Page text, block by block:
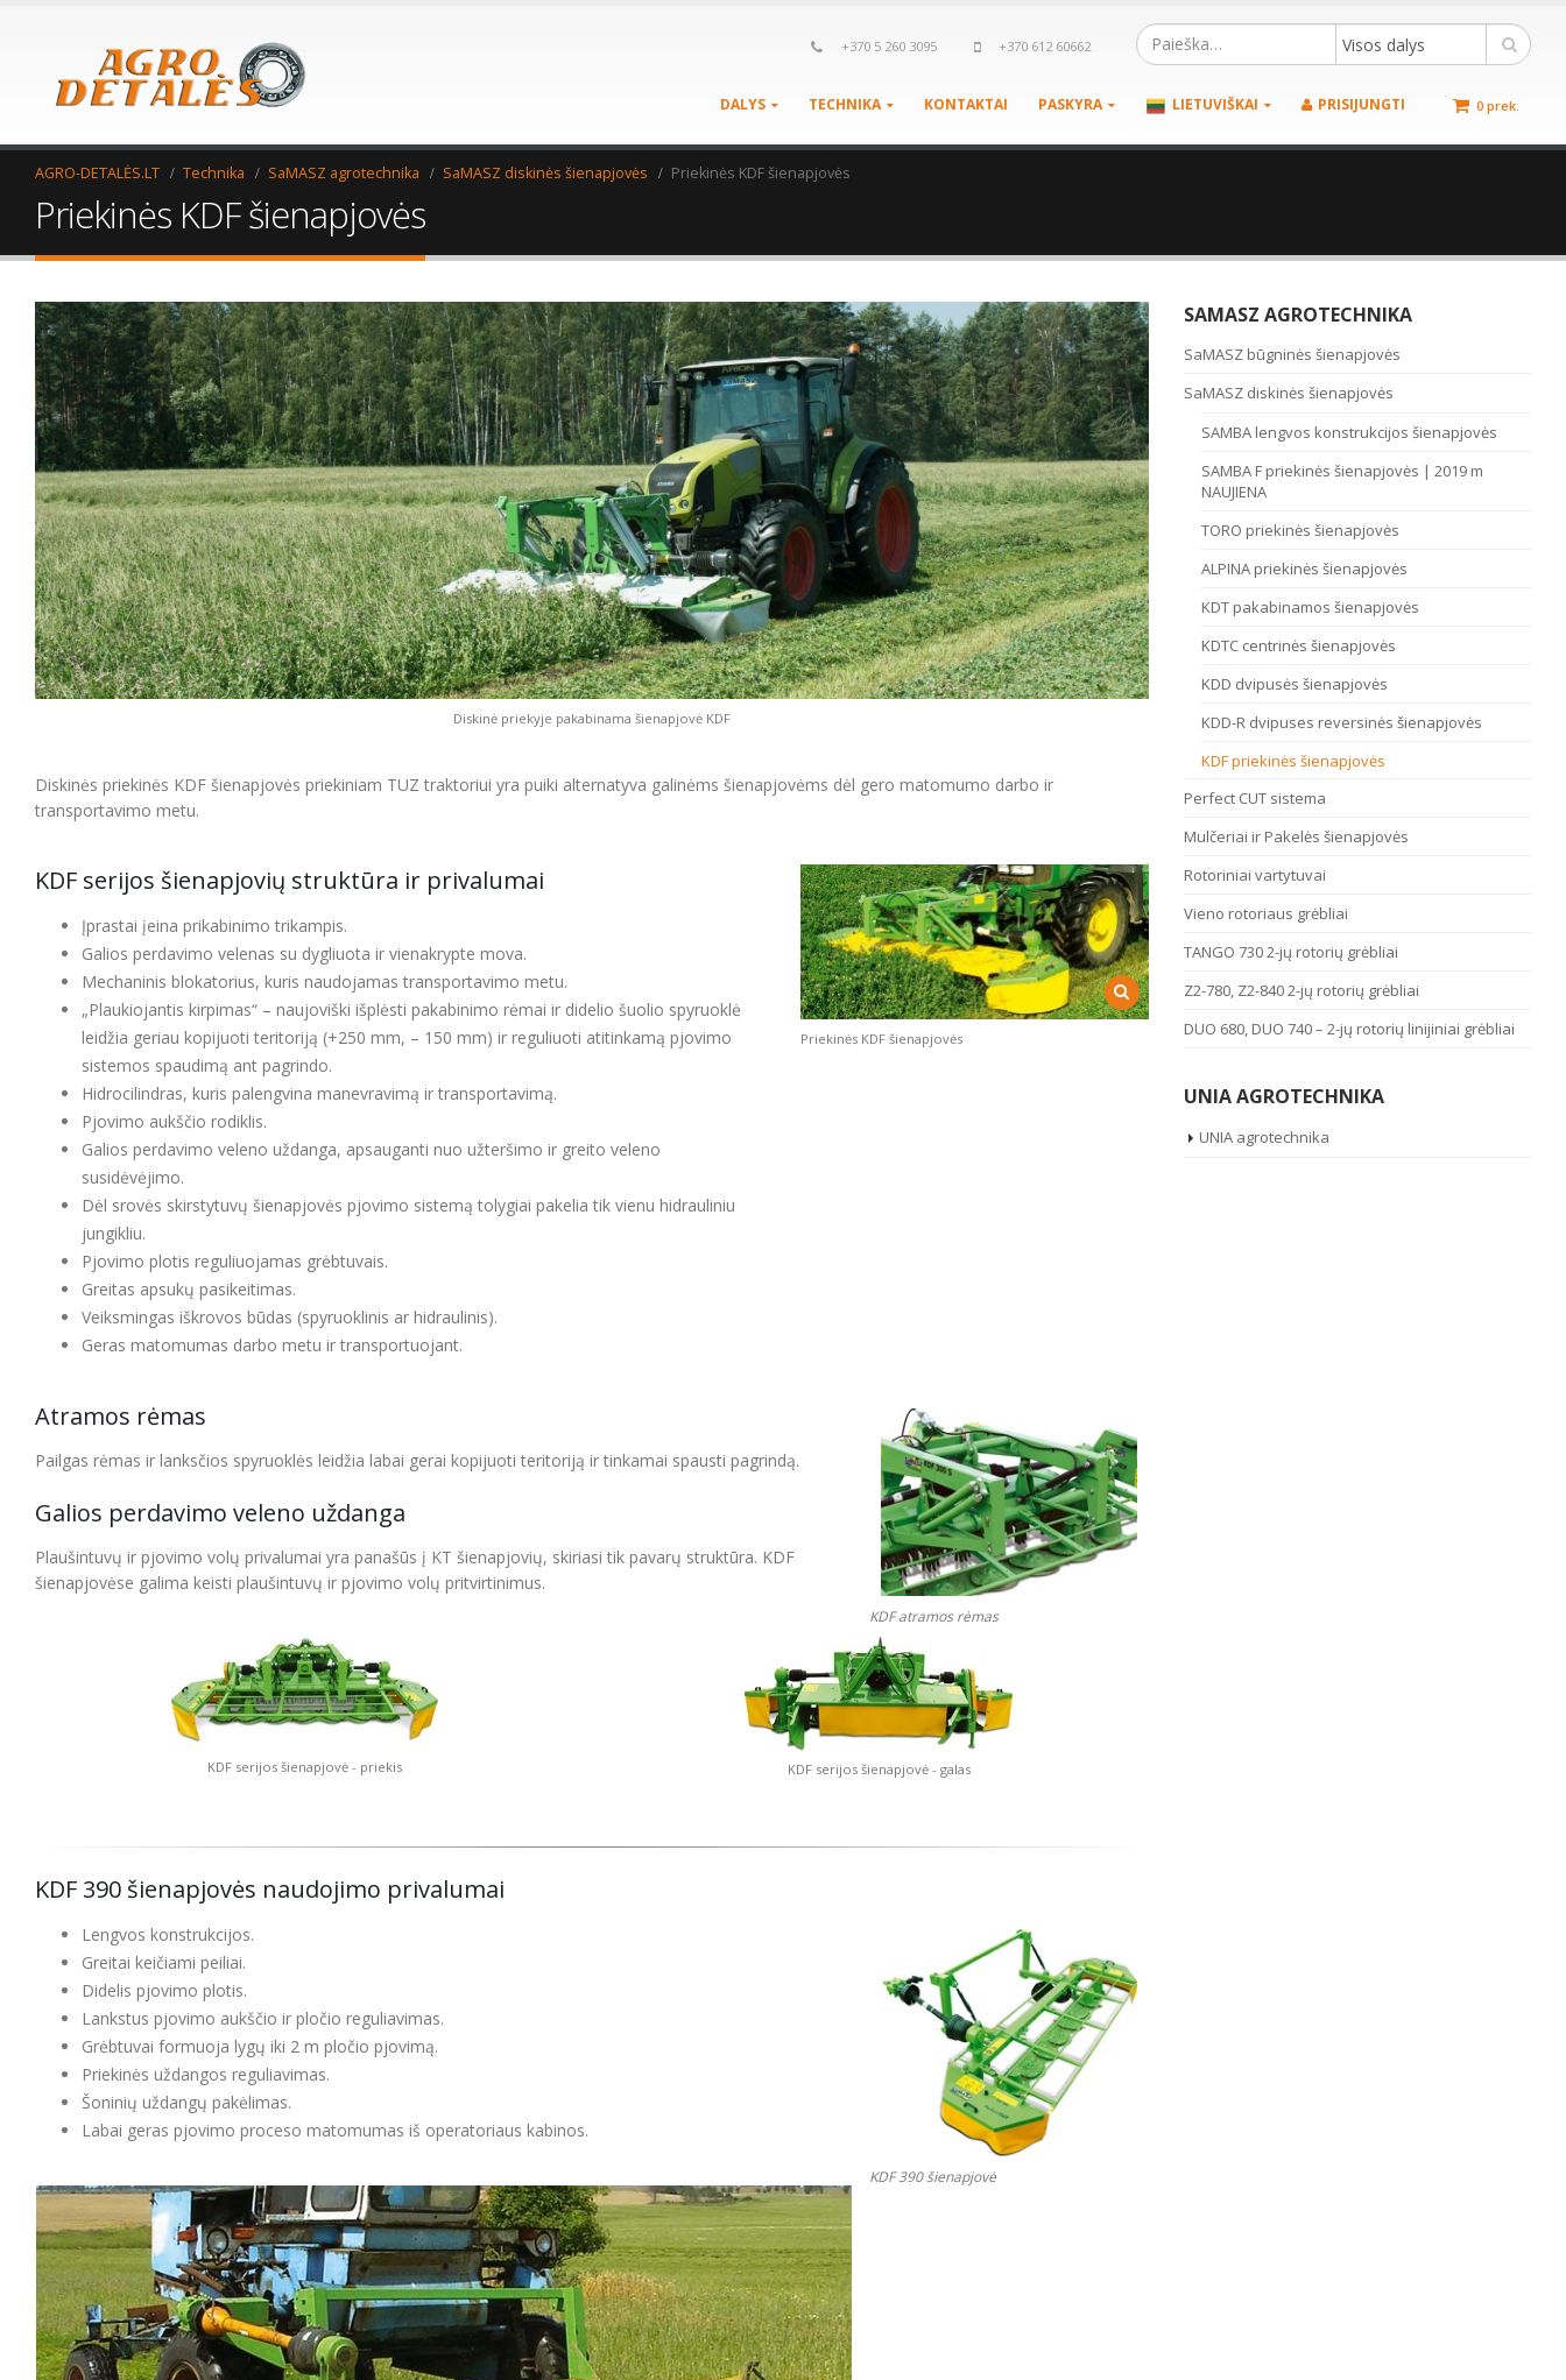
+370 5 260 3095 +370 612 60662 Visos dalys
DALYS TECHNIKA KONTAKTAI PASKYRA LIETUVIŠKAI PRISIJUNGTI 0 prek.
AGRO-DETALĖS.LT Technika SaMASZ agrotechnika SaMASZ diskinės šienapjovės Priekinės KDF šienapjovės
Priekinės KDF šienapjovės
Diskinė priekyje pakabinama šienapjovė KDF
Diskinės priekinės KDF šienapjovės priekiniam TUZ traktoriui yra puiki alternatyva galinėms šienapjovėms dėl gero matomumo darbo ir
transportavimo metu.
KDF serijos šienapjovių struktūra ir privalumai
Įprastai įeina prikabinimo trikampis.
Galios perdavimo velenas su dygliuota ir vienakrypte mova.
Mechaninis blokatorius, kuris naudojamas transportavimo metu.
„Plaukiojantis kirpimas“ – naujoviški išplėsti pakabinimo rėmai ir didelio šuolio spyruoklė
leidžia geriau kopijuoti teritoriją (+250 mm, – 150 mm) ir reguliuoti atitinkamą pjovimo
sistemos spaudimą ant pagrindo.
Hidrocilindras, kuris palengvina manevravimą ir transportavimą.
Pjovimo aukščio rodiklis.
Galios perdavimo veleno uždanga, apsauganti nuo užteršimo ir greito veleno
susidėvėjimo.
Dėl srovės skirstytuvų šienapjovės pjovimo sistemą tolygiai pakelia tik vienu hidrauliniu
jungikliu.
Pjovimo plotis reguliuojamas grėbtuvais.
Greitas apsukų pasikeitimas.
Veiksmingas iškrovos būdas (spyruoklinis ar hidraulinis).
Geras matomumas darbo metu ir transportuojant.
Priekinės KDF šienapjovės
KDF atramos rėmas
Atramos rėmas
Pailgas rėmas ir lanksčios spyruoklės leidžia labai gerai kopijuoti teritoriją ir tinkamai spausti pagrindą.
Galios perdavimo veleno uždanga
Plaušintuvų ir pjovimo volų privalumai yra panašūs į KT šienapjovių, skiriasi tik pavarų struktūra. KDF
šienapjovėse galima keisti plaušintuvų ir pjovimo volų pritvirtinimus.
KDF serijos šienapjovė - priekis KDF serijos šienapjovė - galas
KDF 390 šienapjovės naudojimo privalumai
KDF 390 šienapjovė
Lengvos konstrukcijos.
Greitai keičiami peiliai.
Didelis pjovimo plotis.
Lankstus pjovimo aukščio ir pločio reguliavimas.
Grėbtuvai formuoja lygų iki 2 m pločio pjovimą.
Priekinės uždangos reguliavimas.
Šoninių uždangų pakėlimas.
Labai geras pjovimo proceso matomumas iš operatoriaus kabinos.
SAMASZ AGROTECHNIKA
SaMASZ būgninės šienapjovės
SaMASZ diskinės šienapjovės
SAMBA lengvos konstrukcijos šienapjovės
SAMBA F priekinės šienapjovės | 2019 m
NAUJIENA
TORO priekinės šienapjovės
ALPINA priekinės šienapjovės
KDT pakabinamos šienapjovės
KDTC centrinės šienapjovės
KDD dvipusės šienapjovės
KDD-R dvipuses reversinės šienapjovės
KDF priekinės šienapjovės
Perfect CUT sistema
Mulčeriai ir Pakelės šienapjovės
Rotoriniai vartytuvai
Vieno rotoriaus grėbliai
TANGO 730 2-jų rotorių grėbliai
Z2-780, Z2-840 2-jų rotorių grėbliai
DUO 680, DUO 740 – 2-jų rotorių linijiniai grėbliai
UNIA AGROTECHNIKA
UNIA agrotechnika